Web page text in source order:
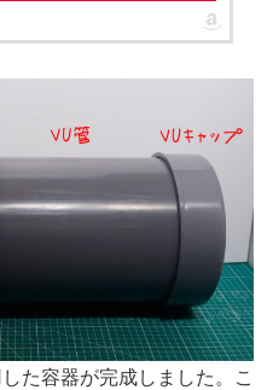
た容器が完成しました。こ